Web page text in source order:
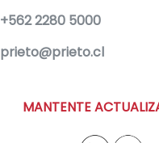
+562 2280 5000
prieto@prieto.cl
MANTENTE